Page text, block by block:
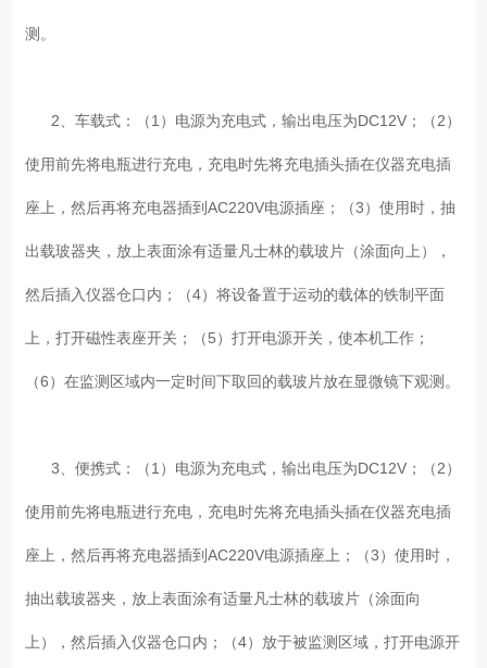
测。
2、车载式：（1）电源为充电式，输出电压为DC12V；（2）
使用前先将电瓶进行充电，充电时先将充电插头插在仪器充电插
座上，然后再将充电器插到AC220V电源插座；（3）使用时，抽
出载玻器夹，放上表面涂有适量凡士林的载玻片（涂面向上），
然后插入仪器仓口内；（4）将设备置于运动的载体的铁制平面
上，打开磁性表座开关；（5）打开电源开关，使本机工作；
（6）在监测区域内一定时间下取回的载玻片放在显微镜下观测。
3、便携式：（1）电源为充电式，输出电压为DC12V；（2）
使用前先将电瓶进行充电，充电时先将充电插头插在仪器充电插
座上，然后再将充电器插到AC220V电源插座上；（3）使用时，
抽出载玻器夹，放上表面涂有适量凡士林的载玻片（涂面向
上），然后插入仪器仓口内；（4）放于被监测区域，打开电源开